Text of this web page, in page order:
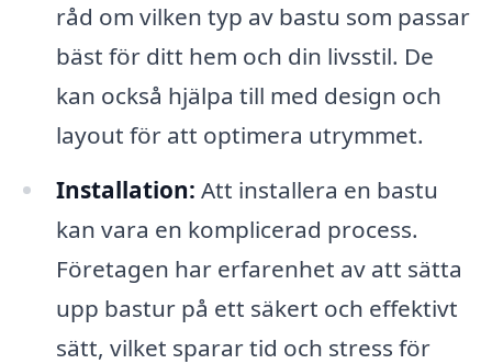
råd om vilken typ av bastu som passar
bäst för ditt hem och din livsstil. De
kan också hjälpa till med design och
layout för att optimera utrymmet.
Installation: Att installera en bastu
kan vara en komplicerad process.
Företagen har erfarenhet av att sätta
upp bastur på ett säkert och effektivt
sätt, vilket sparar tid och stress för